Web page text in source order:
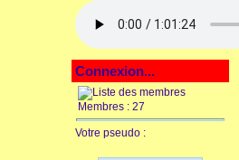
Connexion...
Membres : 27
Votre pseudo :